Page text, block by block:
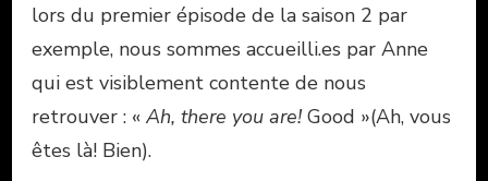
lors du premier épisode de la saison 2 par
exemple, nous sommes accueilli.es par Anne
qui est visiblement contente de nous
retrouver : « Ah, there you are!Good »(Ah, vous
êtes là! Bien).